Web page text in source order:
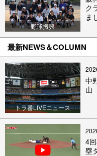
野球振興
ク
ま
最新NEWS＆COLUMN
トラ番LIVEニュース
中
山
4
塁